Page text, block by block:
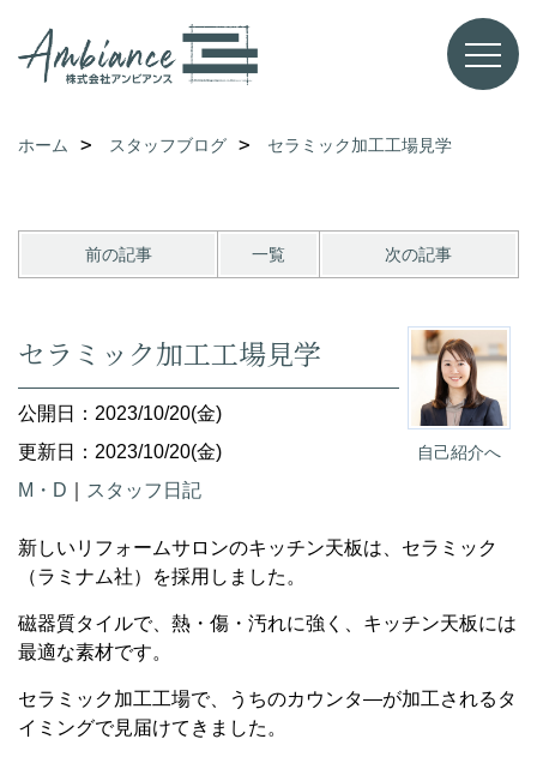
ホーム スタッフブログ セラミック加工工場見学
前の記事 一覧 次の記事
自己紹介へ
セラミック加工工場見学
公開日：2023/10/20(金)
更新日：2023/10/20(金)
M・D
スタッフ日記
新しいリフォームサロンのキッチン天板は、セラミック
（ラミナム社）を採用しました。
磁器質タイルで、熱・傷・汚れに強く、キッチン天板には
最適な素材です。
セラミック加工工場で、うちのカウンタ―が加工されるタ
イミングで見届けてきました。